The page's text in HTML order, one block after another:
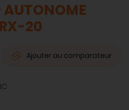
AUTONOME
20
Ajouter au comparateur